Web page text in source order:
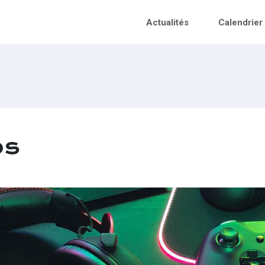
Actualités Calendrier